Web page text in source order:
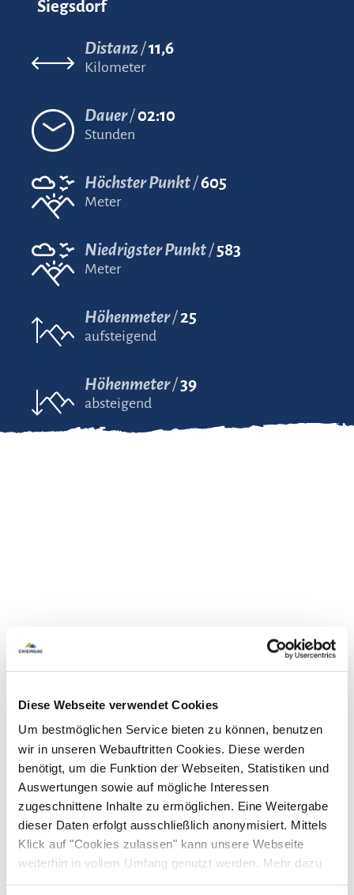
Diese Webseite verwendet Cookies
Um bestmöglichen Service bieten zu können, benutzen
wir in unseren Webauftritten Cookies. Diese werden
benötigt, um die Funktion der Webseiten, Statistiken und
Auswertungen sowie auf mögliche Interessen
zugeschnittene Inhalte zu ermöglichen. Eine Weitergabe
dieser Daten erfolgt ausschließlich anonymisiert. Mittels
Klick auf "Cookies zulassen" kann unsere Webseite
weiterhin in vollem Umfang genutzt werden. Mehr dazu
steht in unserer Datenschutzerklärung.
Siegsdorf
Distanz 11,6
Kilometer
Dauer 02:10
Stunden
Höchster Punkt 605
Meter
Niedrigster Punkt 583
Meter
Höhenmeter 25
aufsteigend
Höhenmeter 39
absteigend